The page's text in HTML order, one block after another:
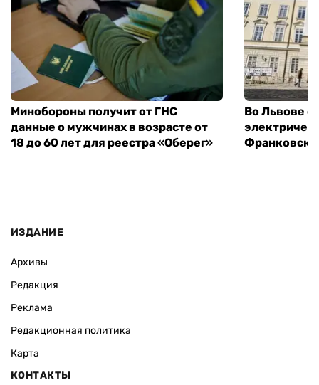
Минобороны получит от ГНС
данные о мужчинах в возрасте от
18 до 60 лет для реестра «Оберег»
Во Львове
ИЗДАНИЕ
Архивы
Редакция
Реклама
Редакционная политика
Карта
КОНТАКТЫ